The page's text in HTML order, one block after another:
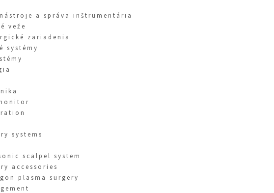
a správa inštrumentária
veže
zariadenia
systémy
systems
scalpel system
accessories
plasma surgery